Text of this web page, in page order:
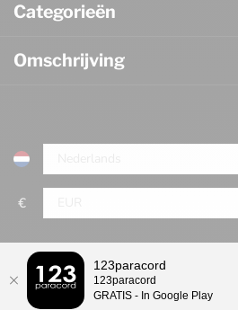
Categorieën
Omschrijving
€
123paracord
123paracord
GRATIS - In Google Play